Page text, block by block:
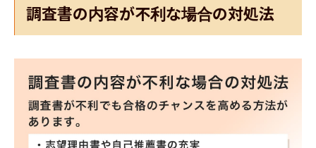
調査書の内容が不利な場合の対処法